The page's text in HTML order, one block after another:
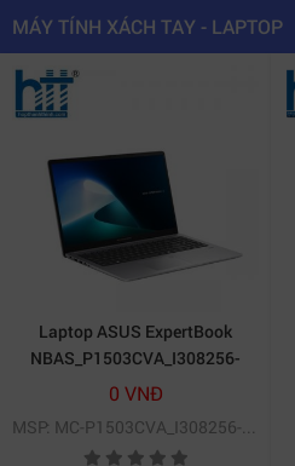
MÁY TÍNH XÁCH TAY - LAPTOP
Laptop ASUS ExpertBook
NBAS_P1503CVA_I308256-
50W
0 VNĐ